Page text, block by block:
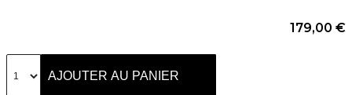
179,00 €
AJOUTER AU PANIER